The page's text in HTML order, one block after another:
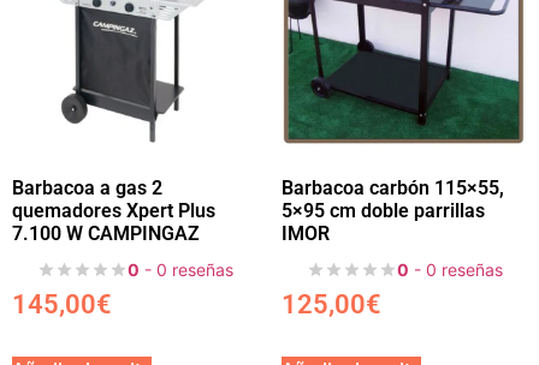
Barbacoa a gas 2
quemadores Xpert Plus
7.100 W CAMPINGAZ
0 - 0 reseñas
145,00€
Barbacoa carbón 115×55,
5×95 cm doble parrillas
IMOR
0 - 0 reseñas
125,00€